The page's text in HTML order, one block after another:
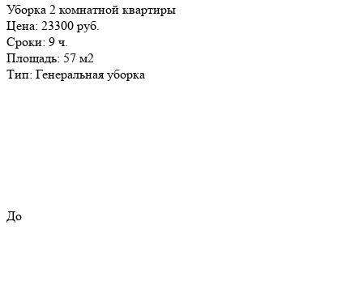
Уборка 2 комнатной квартиры
Цена: 23300 руб.
Сроки: 9 ч.
Площадь: 57 м2
Тип: Генеральная уборка
До